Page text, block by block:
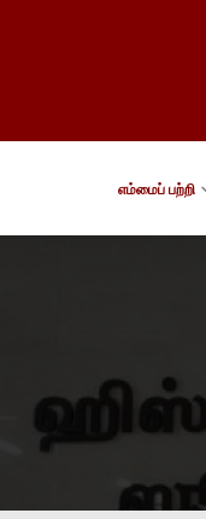
எம்மைப் பற்றி